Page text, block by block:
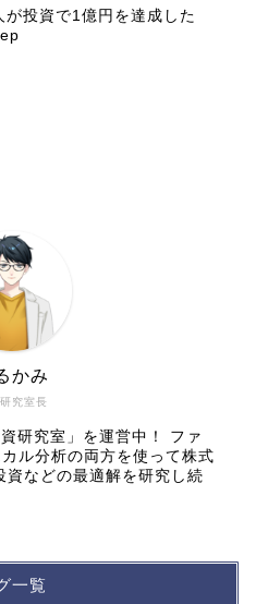
が投資で1億円を達成した
究室長
かみ
研究室」を運営中！ ファ
ル分析の両方を使って株式
などの最適解を研究し続
一覧